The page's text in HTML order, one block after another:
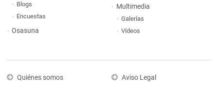
Blogs
Encuestas
Osasuna
Multimedia
Galerías
Vídeos
Quiénes somos
Aviso Legal